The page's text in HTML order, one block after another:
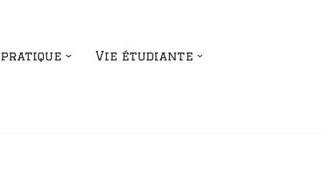
pratique
Vie étudiante